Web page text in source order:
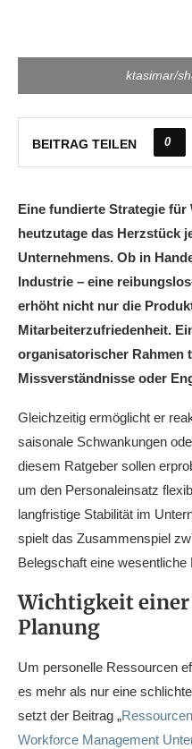
ktasimar/
BEITRAG TEILEN 0
Eine fundierte Strategie
heutzutage das Herzstück
Unternehmens. Ob in
Industrie – eine
erhöht nicht nur die
Mitarbeiterzufriedenheit.
organisatorischer Rahmen
Missverständnisse oder
Gleichzeitig ermöglicht er
saisonale Schwankungen
diesem Ratgeber sollen
um den Personaleinsatz
langfristige Stabilität im
spielt das Zusammenspiel
Belegschaft eine wesentliche
Wichtigkeit
Planung
Um personelle Ressourcen
es mehr als nur eine
setzt der Beitrag „
Workforce Management